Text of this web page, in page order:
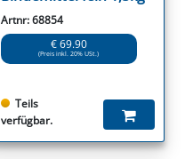
Artnr: 68854
€ 69.90
(Preis inkl. 20% USt.)
Teils
verfügbar.